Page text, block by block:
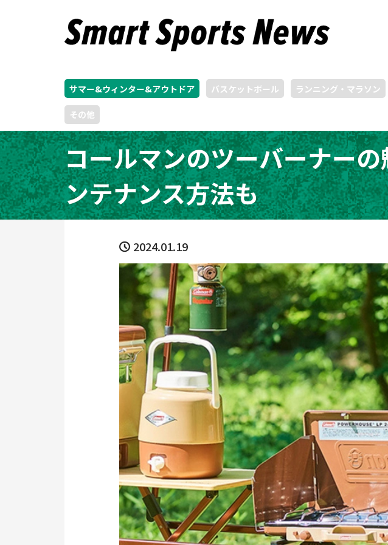
サマー&ウィンター&アウトドア バスケットボール ランニング・マラソン
その他
コールマンのツーバーナー
ンテナンス方法も
2024.01.19